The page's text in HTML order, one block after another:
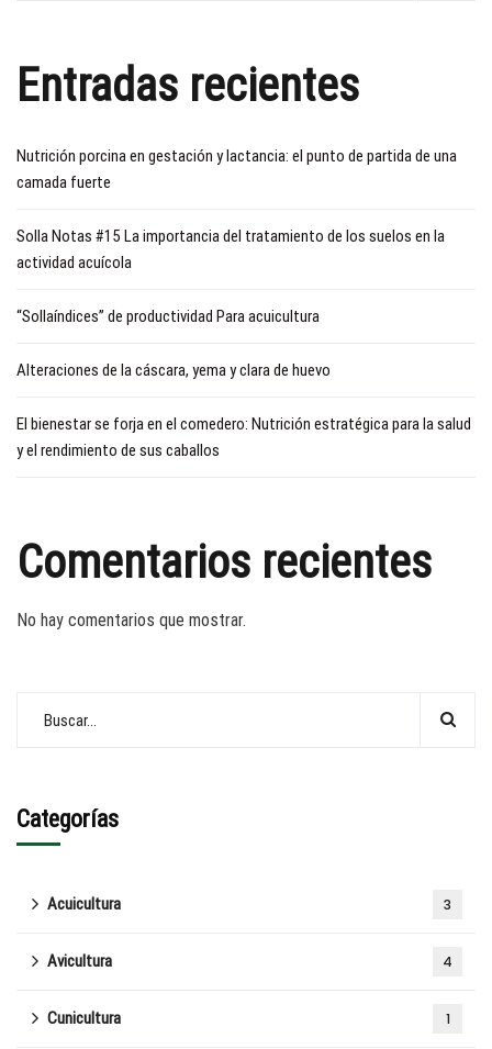
Entradas recientes
Nutrición porcina en gestación y lactancia: el punto de partida de una
camada fuerte
Solla Notas #15 La importancia del tratamiento de los suelos en la
actividad acuícola
“Sollaíndices” de productividad Para acuicultura
Alteraciones de la cáscara, yema y clara de huevo
El bienestar se forja en el comedero: Nutrición estratégica para la salud
y el rendimiento de sus caballos
Comentarios recientes
No hay comentarios que mostrar.
Categorías
Acuicultura 3
Avicultura 4
Cunicultura 1